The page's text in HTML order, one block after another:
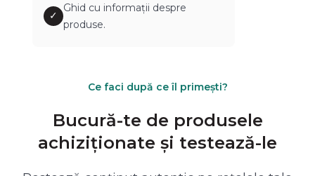
✓
Ghid cu informații despre
produse.
Ce faci după ce îl primești?
Bucură-te de produsele
achiziționate și testează-le